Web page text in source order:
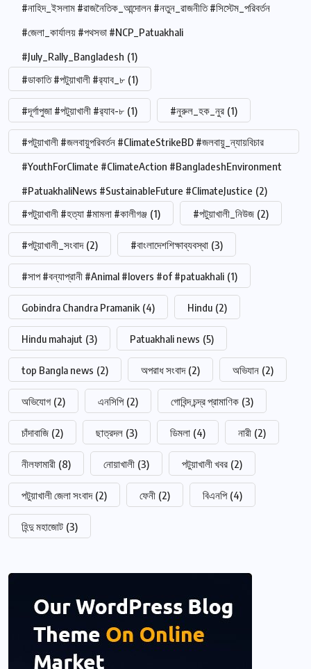
#নাহিদ_ইসলাম #রাজনৈতিক_আন্দোলন #নতুন_রাজনীতি #সিস্টেম_পরিবর্তন
#জেলা_কার্যালয় #পথসভা #NCP_Patuakhali
#July_Rally_Bangladesh (1)
#ডাকাতি #পটুয়াখালী #র‍্যাব_৮ (1)
#দূর্গাপুজা #পটুয়াখালী #র‍্যাব-৮ (1) #নুরুল_হক_নুর (1)
#পটুয়াখালী #জলবায়ুপরিবর্তন #ClimateStrikeBD #জলবায়ু_ন্যায়বিচার
#YouthForClimate #ClimateAction #BangladeshEnvironment
#PatuakhaliNews #SustainableFuture #ClimateJustice (2)
#পটুয়াখালী #হত্যা #মামলা #কালীগঞ্জ (1) #পটুয়াখালী_নিউজ (2)
#পটুয়াখালী_সংবাদ (2) #বাংলাদেশশিক্ষাব্যবস্থা (3)
#সাপ #বন্যাপ্রানী #Animal #lovers #of #patuakhali (1)
Gobindra Chandra Pramanik (4) Hindu (2)
Hindu mahajut (3) Patuakhali news (5)
top Bangla news (2) অপরাধ সংবাদ (2) অভিযান (2)
অভিযোগ (2) এনসিপি (2) গোবিন্দ চন্দ্র প্রামাণিক (3)
চাঁদাবাজি (2) ছাত্রদল (3) ডিমলা (4) নারী (2)
নীলফামারী (8) নোয়াখালী (3) পটুয়াখালী খবর (2)
পটুয়াখালী জেলা সংবাদ (2) ফেনী (2) বিএনপি (4)
হিন্দু মহাজোট (3)